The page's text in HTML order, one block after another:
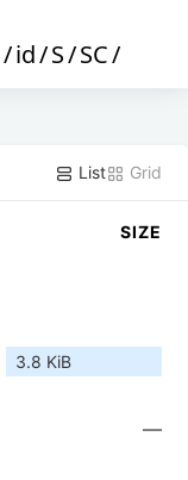
/id/S/SC/
List Grid
SIZE
3.8 KiB
—